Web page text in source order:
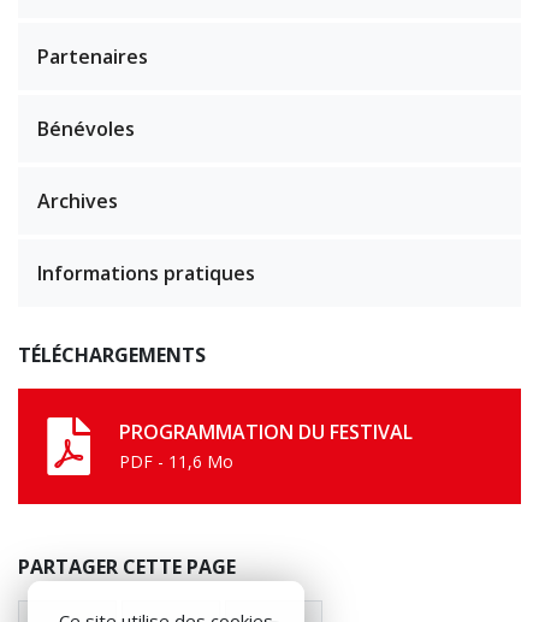
Partenaires
Bénévoles
Archives
Informations pratiques
TÉLÉCHARGEMENTS
PROGRAMMATION DU FESTIVAL
PDF - 11,6 Mo
PARTAGER CETTE PAGE